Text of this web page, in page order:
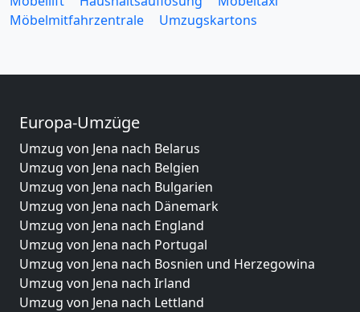
Möbelmitfahrzentrale
Umzugskartons
Europa-Umzüge
Umzug von Jena nach Belarus
Umzug von Jena nach Belgien
Umzug von Jena nach Bulgarien
Umzug von Jena nach Dänemark
Umzug von Jena nach England
Umzug von Jena nach Portugal
Umzug von Jena nach Bosnien und Herzegowina
Umzug von Jena nach Irland
Umzug von Jena nach Lettland